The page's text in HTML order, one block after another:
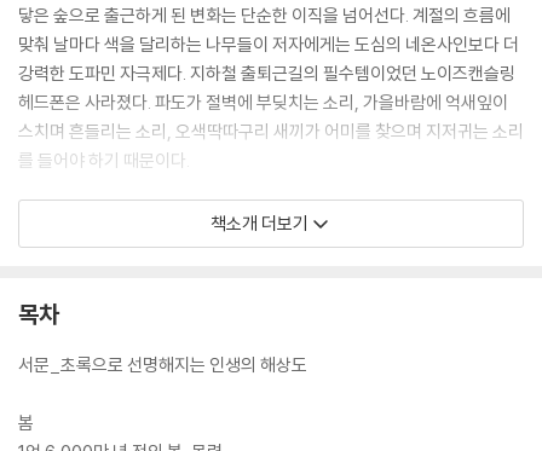
닿은 숲으로 출근하게 된 변화는 단순한 이직을 넘어선다. 계절의 흐름에
맞춰 날마다 색을 달리하는 나무들이 저자에게는 도심의 네온사인보다 더
강력한 도파민 자극제다. 지하철 출퇴근길의 필수템이었던 노이즈캔슬링
헤드폰은 사라졌다. 파도가 절벽에 부딪치는 소리, 가을바람에 억새잎이
스치며 흔들리는 소리, 오색딱따구리 새끼가 어미를 찾으며 지저귀는 소리
를 들어야 하기 때문이다.
나무의사 자격증을 취득한 후 수목원 입사해 두 번의 사계절을 겪으며 이
책을 썼다. 천리포수목원에서 가꾸는 1만 7,000여 분류군의 식물 가운데
숙한 벚나무나 소나무, 무궁화 같은 식물도 있지만 산딸나무, 태산목, 노루
찾지 않으면 만나기 어려운 종들도 두루 소개한다. 저자는 이 식물들이 말
썼다. 수목원에 자리를 잡은 덕에 책의 주인공이 되었지만 사실 식물은 어
책소개 더보기
목차
서문_초록으로 선명해지는 인생의 해상도
봄